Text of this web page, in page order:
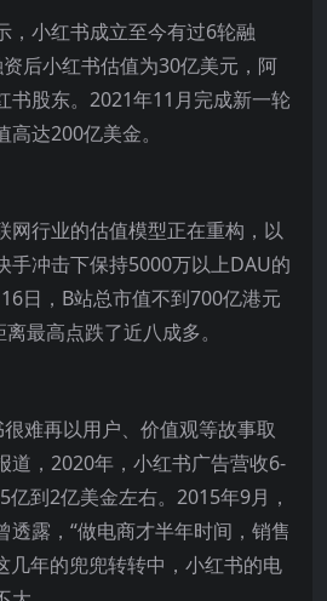
，小红书成立至今有过6轮融
后小红书估值为30亿美元，阿
书股东。2021年11月完成新一轮
达200亿美金。
网行业的估值模型正在重构，以
手冲击下保持5000万以上DAU的
日，B站总市值不到700亿港元
最高点跌了近八成多。
难再以用户、价值观等故事取
道，2020年，小红书广告营收6-
到2亿美金左右。2015年9月，
透露，“做电商才半年时间，销售
几年的兜兜转转中，小红书的电